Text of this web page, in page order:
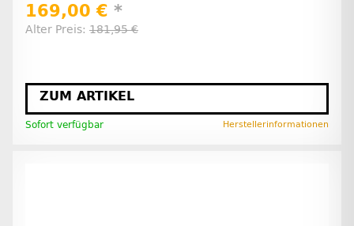
169,00 € *
Alter Preis: 181,95 €
ZUM ARTIKEL
Sofort verfügbar Herstellerinformationen